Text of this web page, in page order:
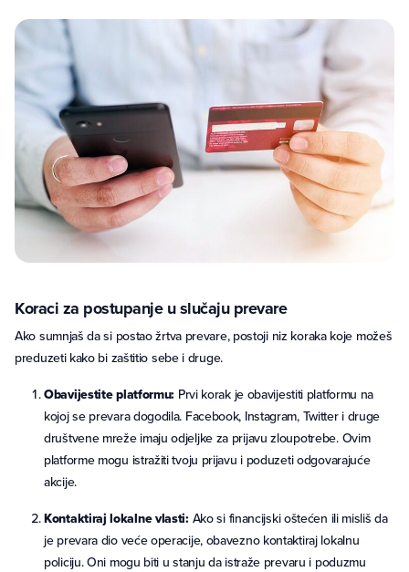
Koraci za postupanje u slučaju prevare
Ako sumnjaš da si postao žrtva prevare, postoji niz koraka koje možeš
preduzeti kako bi zaštitio sebe i druge.
Obavijestite platformu: Prvi korak je obavijestiti platformu na
kojoj se prevara dogodila. Facebook, Instagram, Twitter i druge
društvene mreže imaju odjeljke za prijavu zloupotrebe. Ovim
platforme mogu istražiti tvoju prijavu i poduzeti odgovarajuće
akcije.
Kontaktiraj lokalne vlasti: Ako si financijski oštećen ili misliš da
je prevara dio veće operacije, obavezno kontaktiraj lokalnu
policiju. Oni mogu biti u stanju da istraže prevaru i poduzmu